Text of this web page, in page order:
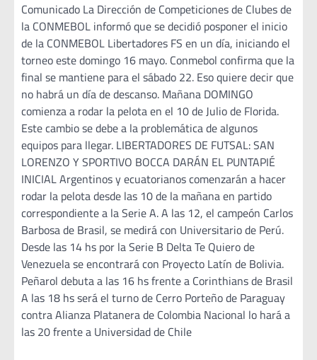
Comunicado La Dirección de Competiciones de Clubes de
la CONMEBOL informó que se decidió posponer el inicio
de la CONMEBOL Libertadores FS en un día, iniciando el
torneo este domingo 16 mayo. Conmebol confirma que la
final se mantiene para el sábado 22. Eso quiere decir que
no habrá un día de descanso. Mañana DOMINGO
comienza a rodar la pelota en el 10 de Julio de Florida.
Este cambio se debe a la problemática de algunos
equipos para llegar. LIBERTADORES DE FUTSAL: SAN
LORENZO Y SPORTIVO BOCCA DARÁN EL PUNTAPIÉ
INICIAL Argentinos y ecuatorianos comenzarán a hacer
rodar la pelota desde las 10 de la mañana en partido
correspondiente a la Serie A. A las 12, el campeón Carlos
Barbosa de Brasil, se medirá con Universitario de Perú.
Desde las 14 hs por la Serie B Delta Te Quiero de
Venezuela se encontrará con Proyecto Latín de Bolivia.
Peñarol debuta a las 16 hs frente a Corinthians de Brasil
A las 18 hs será el turno de Cerro Porteño de Paraguay
contra Alianza Platanera de Colombia Nacional lo hará a
las 20 frente a Universidad de Chile